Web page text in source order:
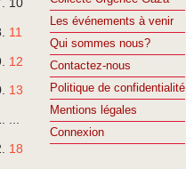
11
12
13
...
18
Les événements à venir
Qui sommes nous?
Contactez-nous
Politique de confidentialité
Mentions légales
Connexion